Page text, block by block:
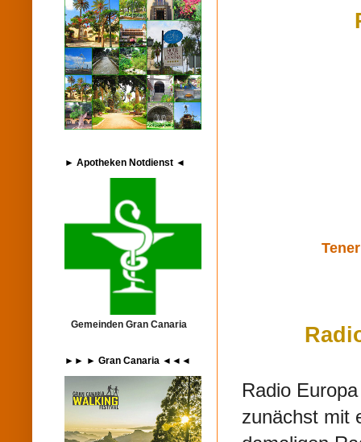
Radio
zunächst mit
► Apotheken Notdienst ◄
Gemeinden Gran Canaria
►► ► Gran Canaria ◄◄◄